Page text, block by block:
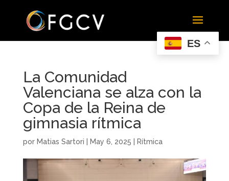
La Comunidad
Valenciana se alza con la
Copa de la Reina de
gimnasia rítmica
por Matias Sartori May 6, 2025 Rítmica
ES